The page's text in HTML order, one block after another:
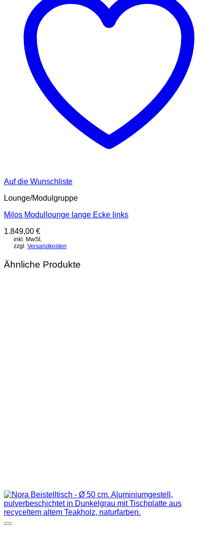
Auf die Wunschliste
Lounge/Modulgruppe
Milos Modullounge lange Ecke links
1.849,00 €
inkl. MwSt.
zzgl. Versandkosten
Ähnliche Produkte